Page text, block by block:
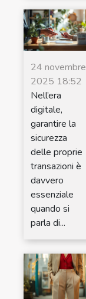
24 novembre
2025 18:52
Nell’era
digitale,
garantire la
sicurezza
delle proprie
transazioni è
davvero
essenziale
quando si
parla di...